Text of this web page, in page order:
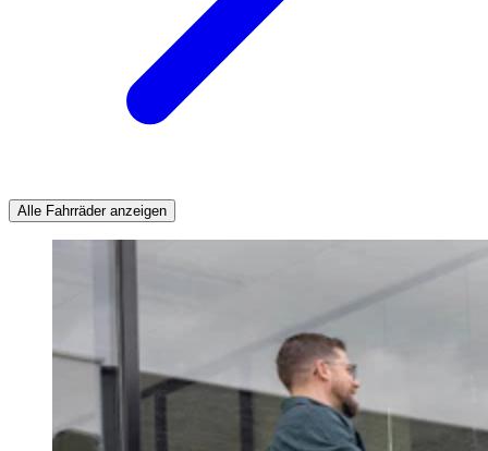
Alle Fahrräder anzeigen